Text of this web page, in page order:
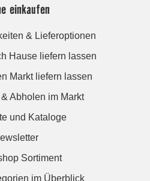
einkaufen
& Lieferoptionen
Hause liefern lassen
Markt liefern lassen
Abholen im Markt
und Kataloge
Sortiment
im Überblick